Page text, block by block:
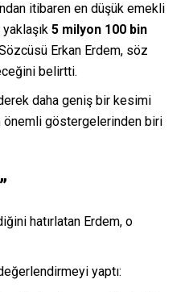
itibaren en düşük emekli
5 milyon 100 bin
Erkan Erdem, söz
belirtti.
daha geniş bir kesimi
önemli göstergelerinden biri
hatırlatan Erdem, o
yaptı: